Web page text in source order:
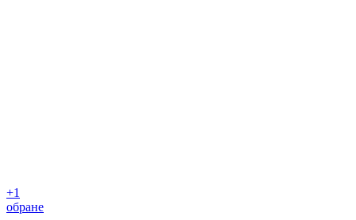
+1
обране